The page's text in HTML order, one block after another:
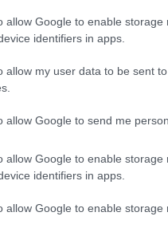
allow Google to enable
identifiers in apps.
allow my user data to be sent
allow Google to send me
allow Google to enable
identifiers in apps.
allow Google to enable
Empresas y